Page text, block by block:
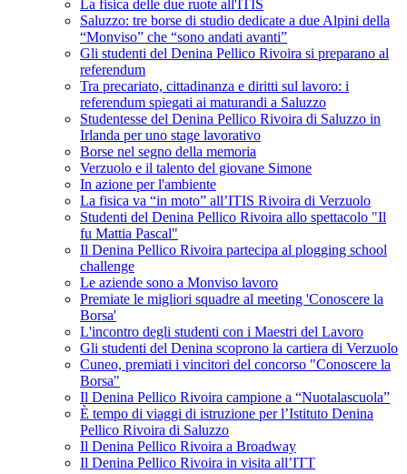
La fisica delle due ruote all'ITIS
Saluzzo: tre borse di studio dedicate a due Alpini della
“Monviso” che “sono andati avanti”
Gli studenti del Denina Pellico Rivoira si preparano al
referendum
Tra precariato, cittadinanza e diritti sul lavoro: i
referendum spiegati ai maturandi a Saluzzo
Studentesse del Denina Pellico Rivoira di Saluzzo in
Irlanda per uno stage lavorativo
Borse nel segno della memoria
Verzuolo e il talento del giovane Simone
In azione per l'ambiente
La fisica va “in moto” all’ITIS Rivoira di Verzuolo
Studenti del Denina Pellico Rivoira allo spettacolo "Il
fu Mattia Pascal"
Il Denina Pellico Rivoira partecipa al plogging school
challenge
Le aziende sono a Monviso lavoro
Premiate le migliori squadre al meeting 'Conoscere la
Borsa'
L'incontro degli studenti con i Maestri del Lavoro
Gli studenti del Denina scoprono la cartiera di Verzuolo
Cuneo, premiati i vincitori del concorso "Conoscere la
Borsa"
Il Denina Pellico Rivoira campione a “Nuotalascuola”
È tempo di viaggi di istruzione per l’Istituto Denina
Pellico Rivoira di Saluzzo
Il Denina Pellico Rivoira a Broadway
Il Denina Pellico Rivoira in visita all’ITT